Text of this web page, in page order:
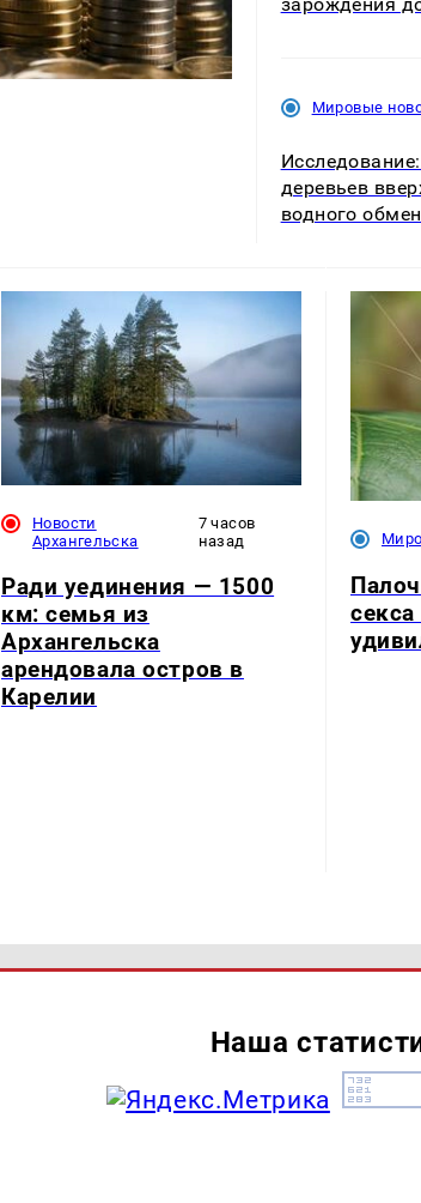
Мировые
деревьев
водного
Новости
Архангельска
7 часов
назад
Ради уединения — 1500
км: семья из
Архангельска
арендовала остров в
Карелии
Наша